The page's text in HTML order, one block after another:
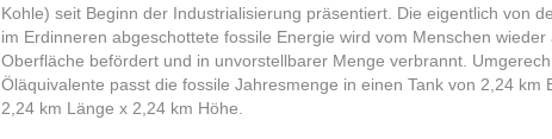
Kohle) seit Beginn der Industrialisierung präsentiert. Die eigentlich von
im Erdinneren abgeschottete fossile Energie wird vom Menschen wieder
Oberfläche befördert und in unvorstellbarer Menge verbrannt.
Öläquivalente passt die fossile Jahresmenge in einen Tank von 2,24 km
2,24 km Länge x 2,24 km Höhe.